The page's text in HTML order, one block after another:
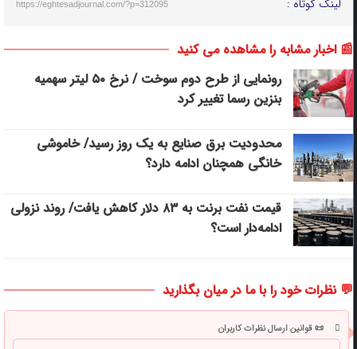
لینک کوتاه : https://eghtesadjournal.com/?p=312095
📰 اخبار مشابه را مشاهده می کنید
رونمایی از طرح دوم سوخت / نرخ ۵۰ لیتر سهمیه
بنزین رسما تغییر کرد
محدودیت برق صنایع به یک روز رسید/ خاموشی
خانگی همچنان ادامه دارد؟
قیمت نفت برنت به ۸۳ دلار کاهش یافت/ روند نزولی
ادامه‌دار است؟
💬 نظرات خود را با ما در میان بگذارید
📜 قوانین ارسال نظرات کاربران